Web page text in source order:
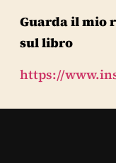
Guarda il mio
sul libro
https://